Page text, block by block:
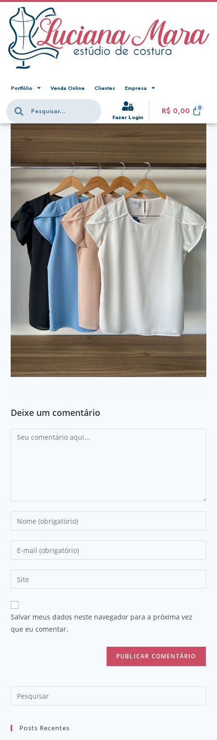
Portfólio Venda Online Clientes Empresa
Fazer Login
R$ 0,00
Deixe um comentário
Salvar meus dados neste navegador para a próxima vez
que eu comentar.
Posts Recentes